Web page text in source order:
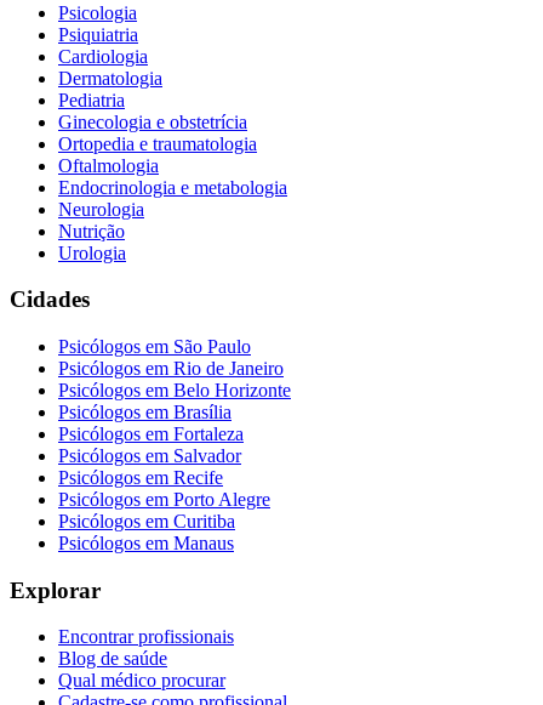
Psicologia
Psiquiatria
Cardiologia
Dermatologia
Pediatria
Ginecologia e obstetrícia
Ortopedia e traumatologia
Oftalmologia
Endocrinologia e metabologia
Neurologia
Nutrição
Urologia
Cidades
Psicólogos em São Paulo
Psicólogos em Rio de Janeiro
Psicólogos em Belo Horizonte
Psicólogos em Brasília
Psicólogos em Fortaleza
Psicólogos em Salvador
Psicólogos em Recife
Psicólogos em Porto Alegre
Psicólogos em Curitiba
Psicólogos em Manaus
Explorar
Encontrar profissionais
Blog de saúde
Qual médico procurar